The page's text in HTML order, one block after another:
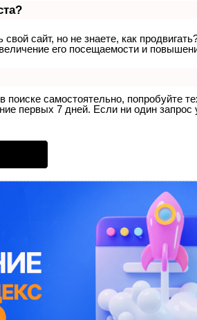
сайт, но не знаете, как
его посещаемости и
самостоятельно, попробуйте
первых 7 дней. Если ни один запрос